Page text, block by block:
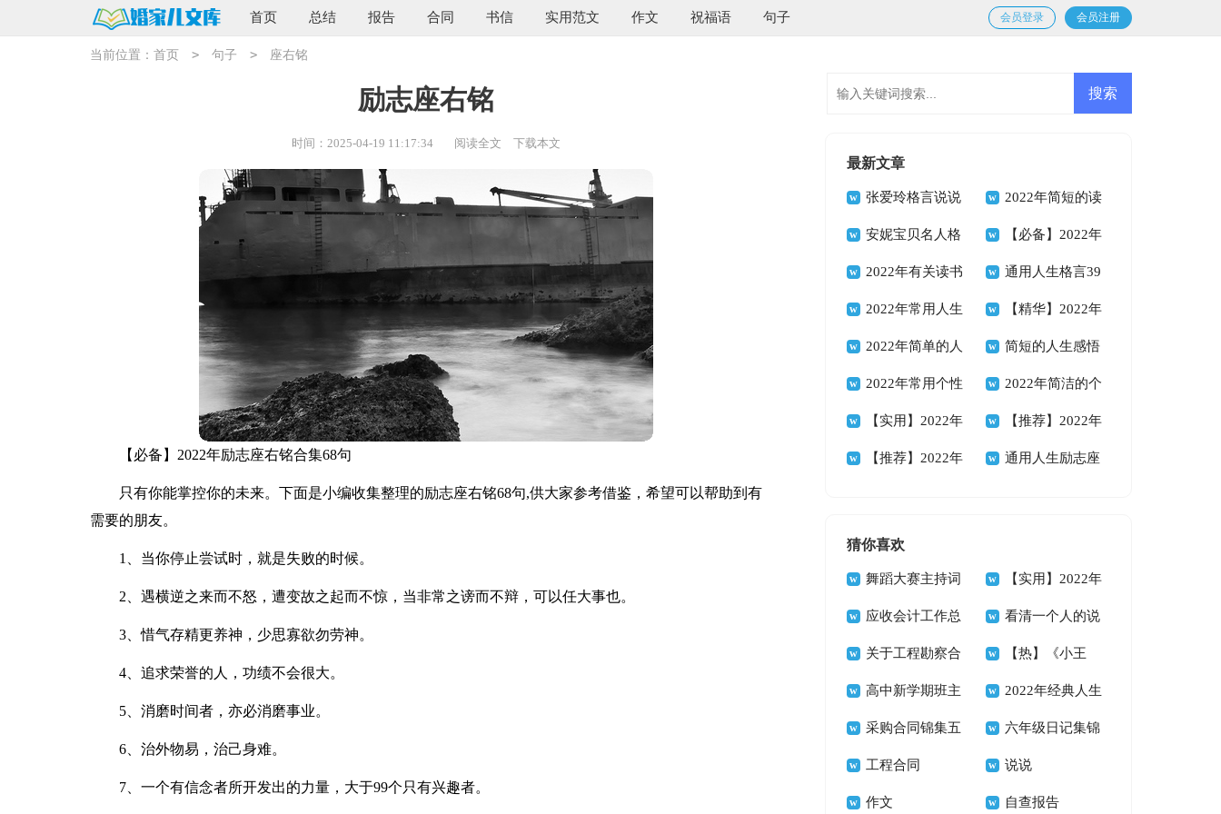
首页 总结 报告 合同 书信 实用范文 作文 祝福语 句子 会员登录 会员注册
当前位置： 首页 > 句子 > 座右铭
励志座右铭
时间：2025-04-19 11:17:34 阅读全文 下载本文
【必备】2022年励志座右铭合集68句
只有你能掌控你的未来。下面是小编收集整理的励志座右铭68句,供大家参考借鉴，希望可以帮助到有
需要的朋友。
1、当你停止尝试时，就是失败的时候。
2、遇横逆之来而不怒，遭变故之起而不惊，当非常之谤而不辩，可以任大事也。
3、惜气存精更养神，少思寡欲勿劳神。
4、追求荣誉的人，功绩不会很大。
5、消磨时间者，亦必消磨事业。
6、治外物易，治己身难。
7、一个有信念者所开发出的力量，大于99个只有兴趣者。
最新文章
张爱玲格言说说
汇总100句精选
2022年简短的读
书的格言汇编54句
安妮宝贝名人格
言说说（通用90
句）
【必备】2022年
励志座右铭合集68
句
2022年有关读书
的格言合集84句
通用人生格言39
句
2022年常用人生
格言警句锦集40句
【精华】2022年
人生格言座右铭集合
95句
2022年简单的人
生励志座右铭锦集
88条
简短的人生感悟
格言66句
2022年常用个性
人生格言集锦38条
2022年简洁的个
性人生格言集合56
句
【实用】2022年
人生格言警句摘录
【推荐】2022年
励志座右铭汇编94
【推荐】2022年 通用人生励志座
猜你喜欢
舞蹈大赛主持词
14篇
【实用】2022年
悲伤唯美句子集合
39条
应收会计工作总
结
看清一个人的说
说
关于工程勘察合
同
【热】《小王
子》读书心得
高中新学期班主
任工作计划
2022年经典人生
唯美的句子汇总66
句
采购合同锦集五
篇
六年级日记集锦
15篇
工程合同 说说
作文 自查报告